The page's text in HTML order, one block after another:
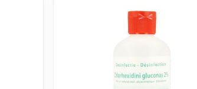
prijswaarden aan te passen.